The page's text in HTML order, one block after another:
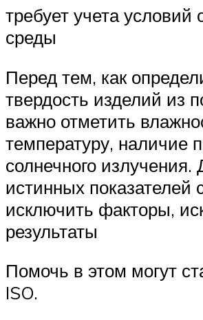
требует учета
среды
Перед тем, как
твердость изделий из
важно отметить
температуру, наличие
солнечного излучения.
истинных показателей
исключить факторы,
результаты
Помочь в этом могут
ISO.